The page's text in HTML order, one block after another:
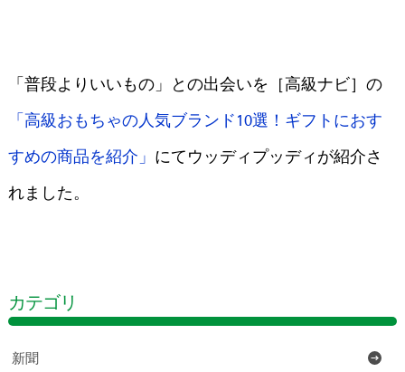
「普段よりいいもの」との出会いを［高級ナビ］の
「高級おもちゃの人気ブランド10選！ギフトにおす
すめの商品を紹介」 にてウッディプッディが紹介さ
れました。
カテゴリ
新聞